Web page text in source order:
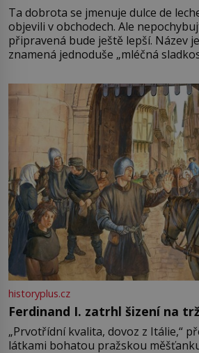
Ta dobrota se jmenuje dulce de
objevili v obchodech. Ale
připravená bude ještě lepší. Název
znamená jednoduše „mléčná
pře hned několik
Francie, kde se traduje,
historyplus.cz
Ferdinand I. zatrhl šizení na
„Prvotřídní kvalita, dovoz z Itálie,“
látkami bohatou pražskou